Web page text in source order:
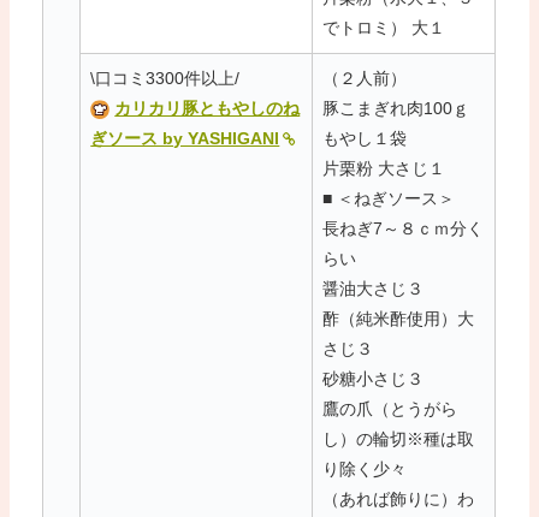
でトロミ） 大１
\口コミ3300件以上/
カリカリ豚ともやしのね
ぎソース by YASHIGANI
（２人前）
豚こまぎれ肉100ｇ
もやし１袋
片栗粉 大さじ１
■ ＜ねぎソース＞
長ねぎ7～８ｃｍ分く
らい
醤油大さじ３
酢（純米酢使用）大
さじ３
砂糖小さじ３
鷹の爪（とうがら
し）の輪切※種は取
り除く少々
（あれば飾りに）わ